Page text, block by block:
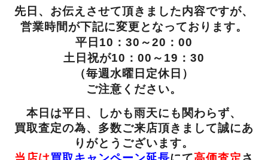
先日、お伝えさせて頂きました内容ですが、
営業時間が下記に変更となっております。
平日10：30～20：00
土日祝が10：00～19：30
（毎週水曜日定休日）
ご注意ください。
本日は平日、しかも雨天にも関わらず、
買取査定の為、多数ご来店頂きまして誠にあ
りがとうございます。